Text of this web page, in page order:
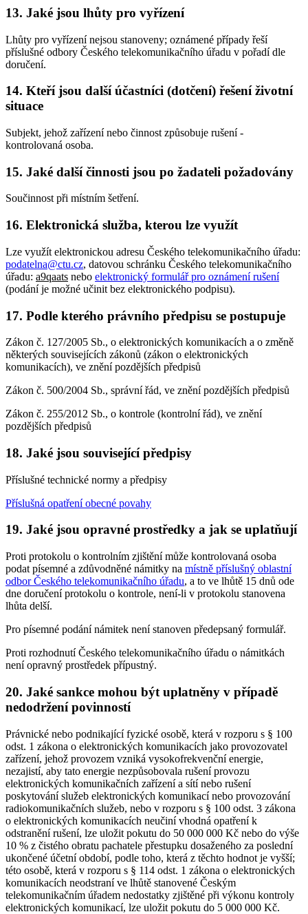
13. Jaké jsou lhůty pro vyřízení
Lhůty pro vyřízení nejsou stanoveny; oznámené případy řeší
příslušné odbory Českého telekomunikačního úřadu v pořadí dle
doručení.
14. Kteří jsou další účastníci (dotčení) řešení životní
situace
Subjekt, jehož zařízení nebo činnost způsobuje rušení -
kontrolovaná osoba.
15. Jaké další činnosti jsou po žadateli požadovány
Součinnost při místním šetření.
16. Elektronická služba, kterou lze využít
Lze využít elektronickou adresu Českého telekomunikačního úřadu:
podatelna@ctu.cz, datovou schránku Českého telekomunikačního
úřadu: a9qaats nebo elektronický formulář pro oznámení rušení
(podání je možné učinit bez elektronického podpisu).
17. Podle kterého právního předpisu se postupuje
Zákon č. 127/2005 Sb., o elektronických komunikacích a o změně
některých souvisejících zákonů (zákon o elektronických
komunikacích), ve znění pozdějších předpisů
Zákon č. 500/2004 Sb., správní řád, ve znění pozdějších předpisů
Zákon č. 255/2012 Sb., o kontrole (kontrolní řád), ve znění
pozdějších předpisů
18. Jaké jsou související předpisy
Příslušné technické normy a předpisy
Příslušná opatření obecné povahy
19. Jaké jsou opravné prostředky a jak se uplatňují
Proti protokolu o kontrolním zjištění může kontrolovaná osoba
podat písemné a zdůvodněné námitky na místně příslušný oblastní
odbor Českého telekomunikačního úřadu, a to ve lhůtě 15 dnů ode
dne doručení protokolu o kontrole, není-li v protokolu stanovena
lhůta delší.
Pro písemné podání námitek není stanoven předepsaný formulář.
Proti rozhodnutí Českého telekomunikačního úřadu o námitkách
není opravný prostředek přípustný.
20. Jaké sankce mohou být uplatněny v případě
nedodržení povinností
Právnické nebo podnikající fyzické osobě, která v rozporu s § 100
odst. 1 zákona o elektronických komunikacích jako provozovatel
zařízení, jehož provozem vzniká vysokofrekvenční energie,
nezajistí, aby tato energie nezpůsobovala rušení provozu
elektronických komunikačních zařízení a sítí nebo rušení
poskytování služeb elektronických komunikací nebo provozování
radiokomunikačních služeb, nebo v rozporu s § 100 odst. 3 zákona
o elektronických komunikacích neučiní vhodná opatření k
odstranění rušení, lze uložit pokutu do 50 000 000 Kč nebo do výše
10 % z čistého obratu pachatele přestupku dosaženého za poslední
ukončené účetní období, podle toho, která z těchto hodnot je vyšší;
této osobě, která v rozporu s § 114 odst. 1 zákona o elektronických
komunikacích neodstraní ve lhůtě stanovené Českým
telekomunikačním úřadem nedostatky zjištěné při výkonu kontroly
elektronických komunikací, lze uložit pokutu do 5 000 000 Kč.